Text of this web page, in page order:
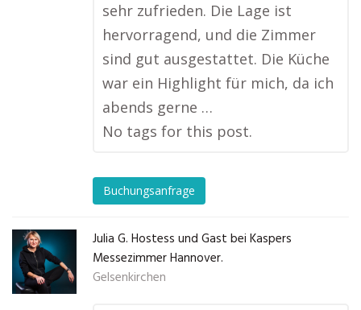
sehr zufrieden. Die Lage ist
hervorragend, und die Zimmer
sind gut ausgestattet. Die Küche
war ein Highlight für mich, da ich
abends gerne …
No tags for this post.
Buchungsanfrage
Julia G. Hostess und Gast bei Kaspers
Messezimmer Hannover.
Gelsenkirchen